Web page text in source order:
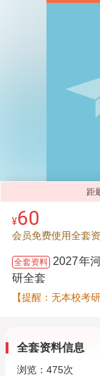
距
¥60
会员免费使用全套
全套资料 2027年
研全套
【提醒：无本校考
全套资料信息
浏览： 475次